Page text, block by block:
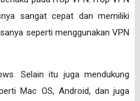
sangat cepat dan memiliki
seperti menggunakan VPN
Selain itu juga mendukung
Mac OS, Android, dan juga